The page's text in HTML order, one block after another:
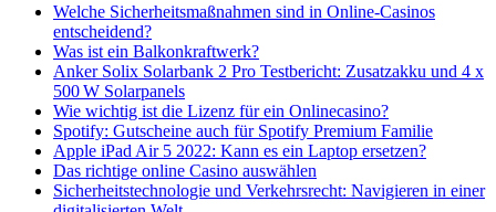
Welche Sicherheitsmaßnahmen sind in Online-Casinos
entscheidend?
Was ist ein Balkonkraftwerk?
Anker Solix Solarbank 2 Pro Testbericht: Zusatzakku und 4 x
500 W Solarpanels
Wie wichtig ist die Lizenz für ein Onlinecasino?
Spotify: Gutscheine auch für Spotify Premium Familie
Apple iPad Air 5 2022: Kann es ein Laptop ersetzen?
Das richtige online Casino auswählen
Sicherheitstechnologie und Verkehrsrecht: Navigieren in einer